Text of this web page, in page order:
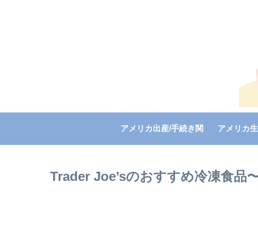
アメリカ出産/手続き関 アメリカ
Trader Joe’sのおすすめ冷凍食品